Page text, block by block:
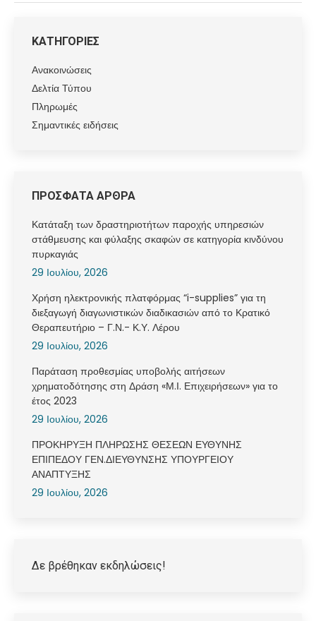
ΚΑΤΗΓΟΡΙΕΣ
Ανακοινώσεις
Δελτία Τύπου
Πληρωμές
Σημαντικές ειδήσεις
ΠΡΟΣΦΑΤΑ ΑΡΘΡΑ
Κατάταξη των δραστηριοτήτων παροχής υπηρεσιών
στάθμευσης και φύλαξης σκαφών σε κατηγορία κινδύνου
πυρκαγιάς
29 Ιουλίου, 2026
Χρήση ηλεκτρονικής πλατφόρμας “i-supplies” για τη
διεξαγωγή διαγωνιστικών διαδικασιών από το Κρατικό
Θεραπευτήριο – Γ.Ν.- Κ.Υ. Λέρου
29 Ιουλίου, 2026
Παράταση προθεσμίας υποβολής αιτήσεων
χρηματοδότησης στη Δράση «Μ.Ι. Επιχειρήσεων» για το
έτος 2023
29 Ιουλίου, 2026
ΠΡΟΚΗΡΥΞΗ ΠΛΗΡΩΣΗΣ ΘΕΣΕΩΝ ΕΥΘΥΝΗΣ
ΕΠΙΠΕΔΟΥ ΓΕΝ.ΔΙΕΥΘΥΝΣΗΣ ΥΠΟΥΡΓΕΙΟΥ
ΑΝΑΠΤΥΞΗΣ
29 Ιουλίου, 2026
Δε βρέθηκαν εκδηλώσεις!